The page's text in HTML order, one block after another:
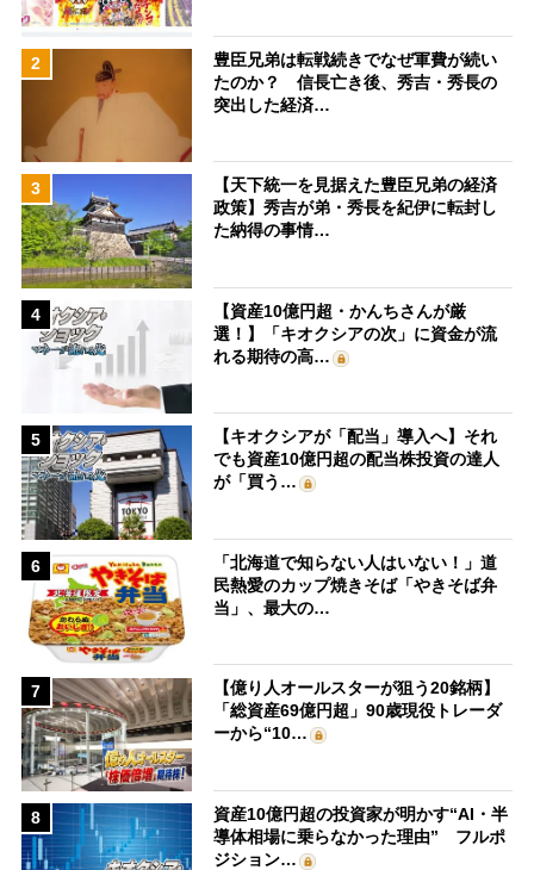
2
豊臣兄弟は転戦続きでなぜ軍費が続い
たのか？ 信長亡き後、秀吉・秀長の
突出した経済…
3
【天下統一を見据えた豊臣兄弟の経済
政策】秀吉が弟・秀長を紀伊に転封し
た納得の事情…
4
【資産10億円超・かんちさんが厳
選！】「キオクシアの次」に資金が流
れる期待の高…
5
【キオクシアが「配当」導入へ】それ
でも資産10億円超の配当株投資の達人
が「買う…
6
「北海道で知らない人はいない！」道
民熱愛のカップ焼きそば「やきそば弁
当」、最大の…
7
【億り人オールスターが狙う20銘柄】
「総資産69億円超」90歳現役トレーダ
ーから“10…
8
資産10億円超の投資家が明かす“AI・半
導体相場に乗らなかった理由” フルポ
ジション…